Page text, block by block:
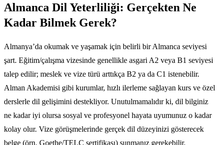
Almanca Dil Yeterliliği: Gerçekten Ne
Kadar Bilmek Gerek?
Almanya’da okumak ve yaşamak için belirli bir Almanca seviyesi
şart. Eğitim/çalışma vizesinde genellikle asgari A2 veya B1 seviyesi
talep edilir; meslek ve vize türü arttıkça B2 ya da C1 istenebilir.
Alman Akademisi gibi kurumlar, hızlı ilerleme sağlayan kurs ve özel
derslerle dil gelişimini destekliyor. Unutulmamalıdır ki, dil bilginiz
ne kadar iyi olursa sosyal ve profesyonel hayata uyumunuz o kadar
kolay olur. Vize görüşmelerinde gerçek dil düzeyinizi gösterecek
belge (örn. Goethe/TELC sertifikası) sunmanız gerekebilir.